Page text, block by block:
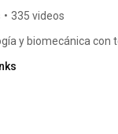
• 335 videos
y biomecánica